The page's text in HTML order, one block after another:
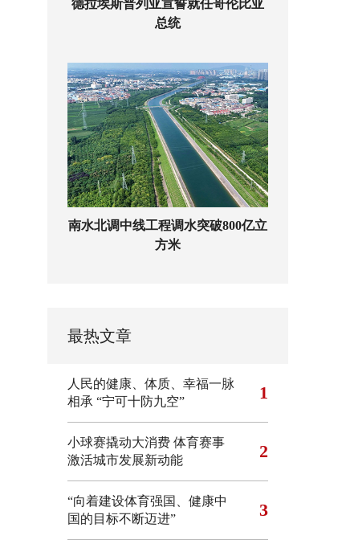
德拉埃斯普列亚宣誓就任哥伦比亚
总统
南水北调中线工程调水突破800亿立
方米
最热文章
人民的健康、体质、幸福一脉
相承 “宁可十防九空” 1
小球赛撬动大消费 体育赛事
激活城市发展新动能
2
“向着建设体育强国、健康中
国的目标不断迈进”
3